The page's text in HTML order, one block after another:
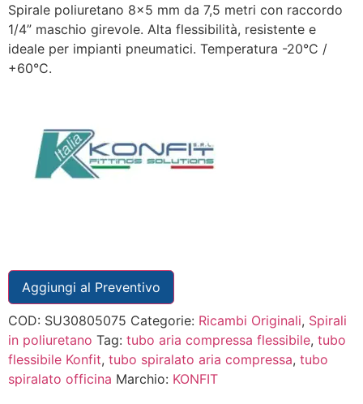
Spirale poliuretano 8×5 mm da 7,5 metri con raccordo
1/4” maschio girevole. Alta flessibilità, resistente e
ideale per impianti pneumatici. Temperatura -20°C /
+60°C.
Aggiungi al Preventivo
COD: SU30805075 Categorie: Ricambi Originali, Spirali
in poliuretano Tag: tubo aria compressa flessibile, tubo
flessibile Konfit, tubo spiralato aria compressa, tubo
spiralato officina Marchio: KONFIT